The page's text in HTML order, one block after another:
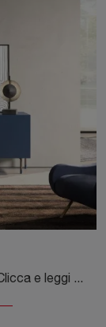
Scopri le più esclusive Madie moderne! Clicca e leggi l'articolo: mobile soggiorno Compongo in laccato opaco, soluzione bella e funzionale.